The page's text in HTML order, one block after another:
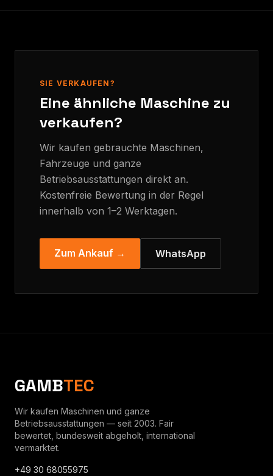
SIE VERKAUFEN?
Eine ähnliche Maschine zu
verkaufen?
Wir kaufen gebrauchte Maschinen,
Fahrzeuge und ganze
Betriebsausstattungen direkt an.
Kostenfreie Bewertung in der Regel
innerhalb von 1–2 Werktagen.
Zum Ankauf → WhatsApp
GAMBTEC
Wir kaufen Maschinen und ganze
Betriebsausstattungen — seit 2003. Fair
bewertet, bundesweit abgeholt, international
vermarktet.
+49 30 68055975